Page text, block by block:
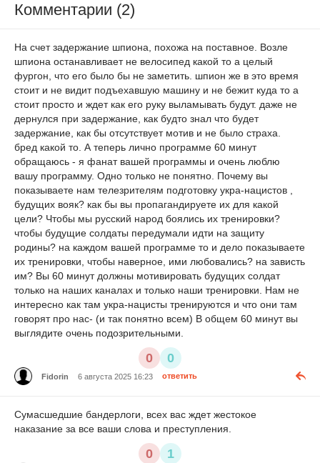
Комментарии (2)
На счет задержание шпиона, похожа на поставное. Возле
шпиона останавливает не велосипед какой то а целый
фургон, что его было бы не заметить. шпион же в это время
стоит и не видит подъехавшую машину и не бежит куда то а
стоит просто и ждет как его руку выламывать будут. даже не
дернулся при задержание, как будто знал что будет
задержание, как бы отсутствует мотив и не было страха.
бред какой то. А теперь лично программе 60 минут
обращаюсь - я фанат вашей программы и очень люблю
вашу программу. Одно только не понятно. Почему вы
показываете нам телезрителям подготовку укра-нацистов ,
будущих вояк? как бы вы пропагандируете их для какой
цели? Чтобы мы русский народ боялись их тренировки?
чтобы будущие солдаты передумали идти на защиту
родины? на каждом вашей программе то и дело показываете
их тренировки, чтобы наверное, ими любовались? на зависть
им? Вы 60 минут должны мотивировать будущих солдат
только на наших каналах и только наши тренировки. Нам не
интересно как там укра-нацисты тренируются и что они там
говорят про нас- (и так понятно всем) В общем 60 минут вы
выглядите очень подозрительными.
0 0
Fidorin 6 августа 2025 16:23 ответить
Сумасшедшие бандерлоги, всех вас ждет жестокое
наказание за все ваши слова и преступления.
0 1